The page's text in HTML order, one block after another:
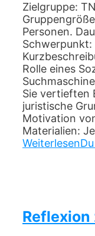
Zielgruppe:
Personen.
Schwerpunkt:
Rolle eines
Sie vertieften
juristische
Motivation
Materialien:
Weiterlesen
Reflexion